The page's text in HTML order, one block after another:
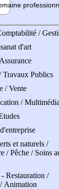
pro
/
d'art
Travaux Publics
/ Vente
/ Multimédia
et naturels /
/ Pêche / Soins
Restauration /
Animation